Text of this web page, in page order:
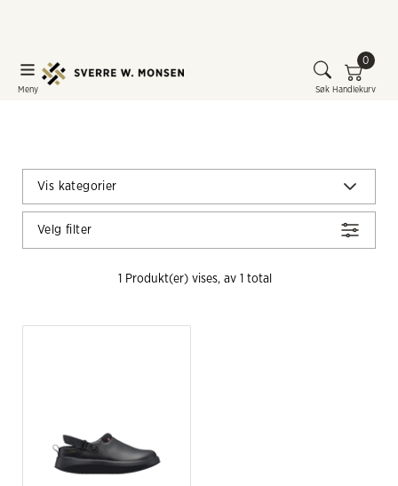
Søk
Meny
0
Handlekurv
Vis kategorier
Velg filter
1 Produkt(er) vises, av 1 total